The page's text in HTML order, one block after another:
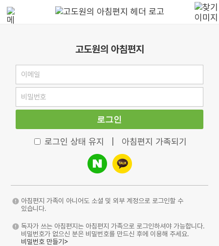
고도원의 아침편지
로그인
로그인 상태 유지 아침편지 가족되기
아침편지 가족이 아니어도 소셜 및 외부 계정으로 로그인할 수
있습니다.
독자가 쓰는 아침편지는 아침편지 가족으로 로그인하셔야 가능합니다.
비밀번호가 없으신 분은 비밀번호를 만드신 후에 이용해 주세요.
비밀번호 만들기>